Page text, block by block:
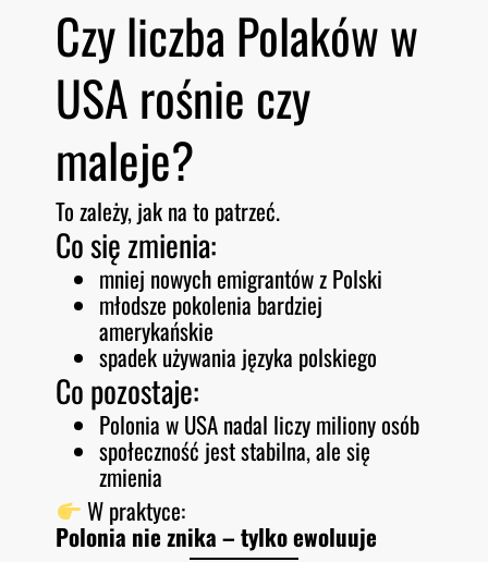
Czy liczba Polaków w
USA rośnie czy
maleje?
To zależy, jak na to patrzeć.
Co się zmienia:
mniej nowych emigrantów z Polski
młodsze pokolenia bardziej
amerykańskie
spadek używania języka polskiego
Co pozostaje:
Polonia w USA nadal liczy miliony osób
społeczność jest stabilna, ale się
zmienia
W praktyce:
Polonia nie znika – tylko ewoluuje